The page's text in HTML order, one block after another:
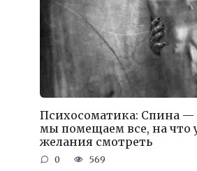
Психосоматика: Спина —
мы помещаем все, на что
желания смотреть
0 569